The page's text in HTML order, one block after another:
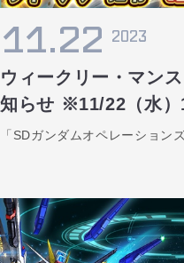
11.22 2023
ウィークリー・マン
知らせ ※11/22（水）
「SDガンダムオペレーション